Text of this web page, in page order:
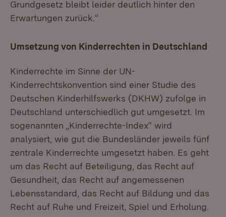
Grundgesetz bleibt leider deutlich hinter den
Erwartungen zurück.“
Umsetzung von Kinderrechten in Deutschland
Kinderrechte im Sinne der UN-
Kinderrechtskonvention sind einer Studie des
Deutschen Kinderhilfswerks (DKHW) zufolge in
Deutschland unterschiedlich gut umgesetzt. Im
sogenannten „Kinderrechte-Index“ wird
analysiert, wie gut die Bundesländer jeweils fünf
zentrale Kinderrechte umgesetzt haben. Es geht
um das Recht auf Beteiligung, das Recht auf
Gesundheit, das Recht auf angemessenen
Lebensstandard, das Recht auf Bildung und das
Recht auf Ruhe und Freizeit, Spiel und Erholung.